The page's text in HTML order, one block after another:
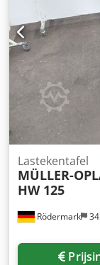
Rödermark
Lastekentafel
MÜLLER-
HW 125